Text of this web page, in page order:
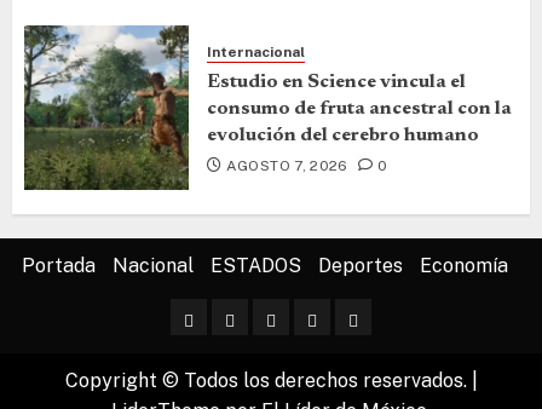
Internacional
Estudio en Science vincula el
consumo de fruta ancestral con la
evolución del cerebro humano
AGOSTO 7, 2026 0
Portada Nacional ESTADOS Deportes Economía
Copyright © Todos los derechos reservados.